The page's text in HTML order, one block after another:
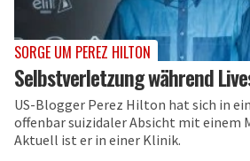
SORGE UM PEREZ HILTON
Selbstverletzung während
US-Blogger Perez Hilton hat sich in
offenbar suizidaler Absicht mit einem
Aktuell ist er in einer Klinik.